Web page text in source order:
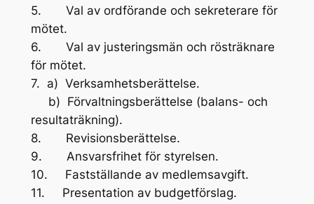
5. Val av ordförande och sekreterare för
mötet.
6. Val av justeringsmän och rösträknare
för mötet.
7. a) Verksamhetsberättelse.
b) Förvaltningsberättelse (balans- och
resultaträkning).
8. Revisionsberättelse.
9. Ansvarsfrihet för styrelsen.
10. Fastställande av medlemsavgift.
11. Presentation av budgetförslag.